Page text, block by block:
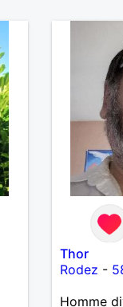
Thor
Rodez -
Homme